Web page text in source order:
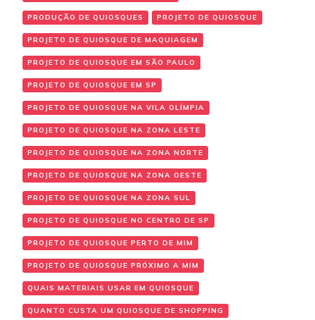
PRODUÇÃO DE QUIOSQUES PROJETO DE QUIOSQUE
PROJETO DE QUIOSQUE DE MAQUIAGEM
PROJETO DE QUIOSQUE EM SÃO PAULO
PROJETO DE QUIOSQUE EM SP
PROJETO DE QUIOSQUE NA VILA OLÍMPIA
PROJETO DE QUIOSQUE NA ZONA LESTE
PROJETO DE QUIOSQUE NA ZONA NORTE
PROJETO DE QUIOSQUE NA ZONA OESTE
PROJETO DE QUIOSQUE NA ZONA SUL
PROJETO DE QUIOSQUE NO CENTRO DE SP
PROJETO DE QUIOSQUE PERTO DE MIM
PROJETO DE QUIOSQUE PRÓXIMO A MIM
QUAIS MATERIAIS USAR EM QUIOSQUE
QUANTO CUSTA UM QUIOSQUE DE SHOPPING